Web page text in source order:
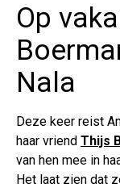
Op
Nala
Deze keer reist
haar vriend Thijs
van hen mee in
Het laat zien dat